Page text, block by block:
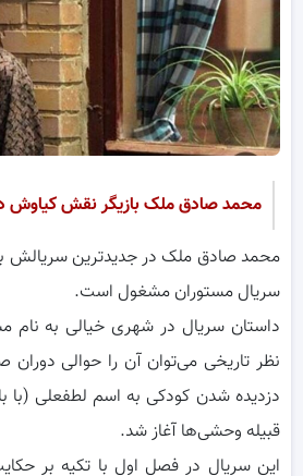
محمد صادق ملک بازیگر نقش کیاوش
محمد صادق ملک در جدیدترین سریالش
سریال مستوران مشغول است.
داستان سریال در شهری خیالی به نام
نظر تاریخی می‌توان آن را حوالی
دزدیده شدن کودکی به اسم لطفعلی (با
قبیله وحشی‌ها آغاز شد.
این سریال در فصل اول با تکیه بر